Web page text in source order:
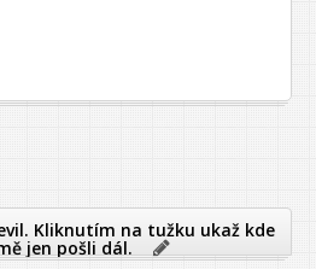
Kliknutím na tužku ukaž kde
jen pošli dál.